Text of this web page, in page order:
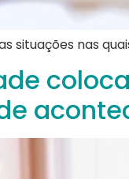
situações nas